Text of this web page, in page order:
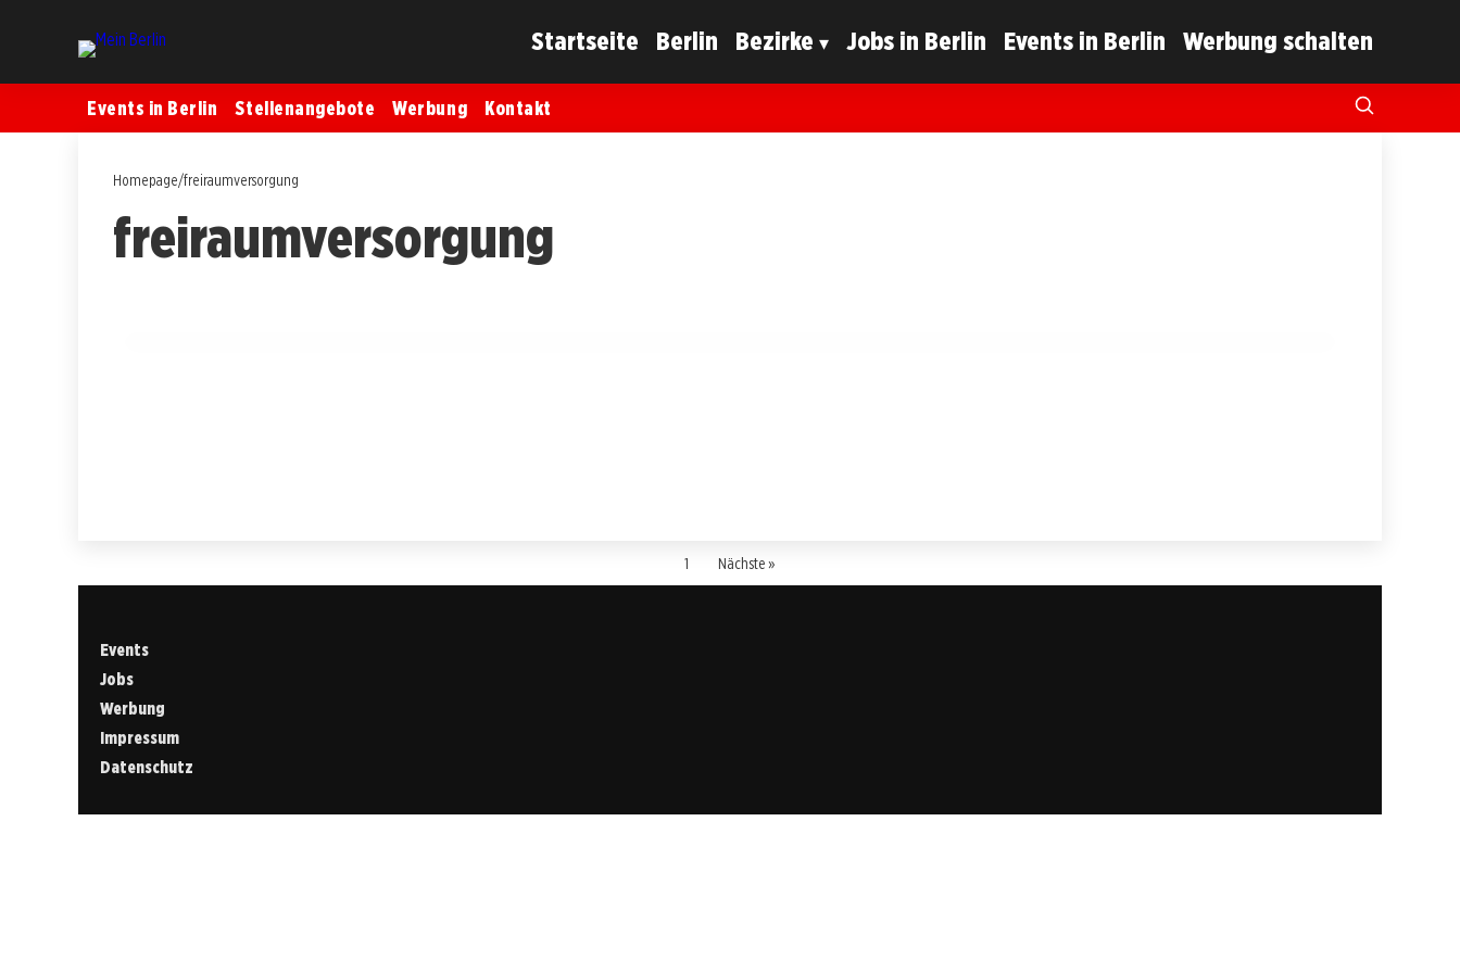
Startseite Berlin Bezirke Jobs in Berlin Events in Berlin Werbung schalten
Events in Berlin Stellenangebote Werbung Kontakt
Homepage/freiraumversorgung
freiraumversorgung
15. Juli 2025
1 Nächste »
Events
Jobs
Werbung
Impressum
Datenschutz